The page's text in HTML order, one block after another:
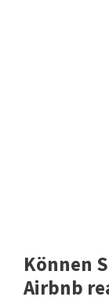
Können
Airbnb